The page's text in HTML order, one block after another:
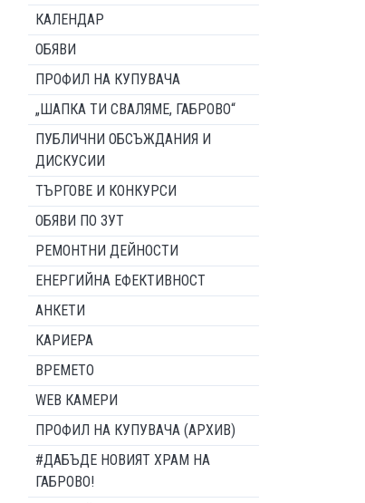
КАЛЕНДАР
ОБЯВИ
ПРОФИЛ НА КУПУВАЧА
„ШАПКА ТИ СВАЛЯМЕ, ГАБРОВО“
ПУБЛИЧНИ ОБСЪЖДАНИЯ И
ДИСКУСИИ
ТЪРГОВЕ И КОНКУРСИ
ОБЯВИ ПО ЗУТ
РЕМОНТНИ ДЕЙНОСТИ
ЕНЕРГИЙНА ЕФЕКТИВНОСТ
АНКЕТИ
КАРИЕРА
ВРЕМЕТО
WEB КАМЕРИ
ПРОФИЛ НА КУПУВАЧА (АРХИВ)
#ДАБЪДЕ НОВИЯТ ХРАМ НА
ГАБРОВО!